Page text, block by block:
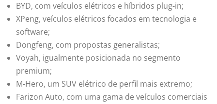
BYD, com veículos elétricos e híbridos plug-in;
XPeng, veículos elétricos focados em tecnologia e
software;
Dongfeng, com propostas generalistas;
Voyah, igualmente posicionada no segmento
premium;
M-Hero, um SUV elétrico de perfil mais extremo;
Farizon Auto, com uma gama de veículos comerciais